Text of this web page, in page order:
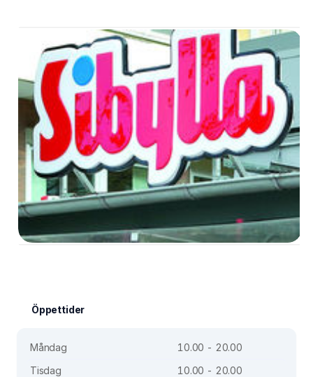
Öppettider
Måndag
10.00 - 20.00
Tisdag
10.00 - 20.00